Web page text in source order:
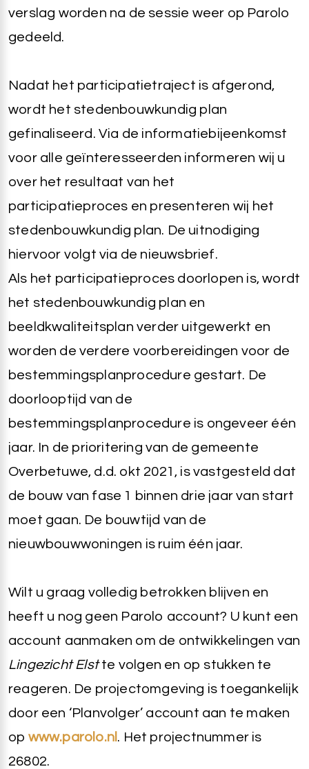
verslag worden na de sessie weer op Parolo
gedeeld.
Nadat het participatietraject is afgerond,
wordt het stedenbouwkundig plan
gefinaliseerd. Via de informatiebijeenkomst
voor alle geïnteresseerden informeren wij u
over het resultaat van het
participatieproces en presenteren wij het
stedenbouwkundig plan. De uitnodiging
hiervoor volgt via de nieuwsbrief.
Als het participatieproces doorlopen is, wordt
het stedenbouwkundig plan en
beeldkwaliteitsplan verder uitgewerkt en
worden de verdere voorbereidingen voor de
bestemmingsplanprocedure gestart. De
doorlooptijd van de
bestemmingsplanprocedure is ongeveer één
jaar. In de prioritering van de gemeente
Overbetuwe, d.d. okt 2021, is vastgesteld dat
de bouw van fase 1 binnen drie jaar van start
moet gaan. De bouwtijd van de
nieuwbouwwoningen is ruim één jaar.
Wilt u graag volledig betrokken blijven en
heeft u nog geen Parolo account? U kunt een
account aanmaken om de ontwikkelingen van
Lingezicht Elstte volgen en op stukken te
reageren. De projectomgeving is toegankelijk
door een ‘Planvolger’ account aan te maken
op www.parolo.nl . Het projectnummer is
26802.